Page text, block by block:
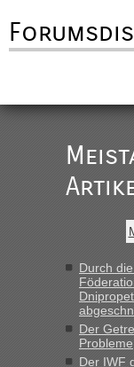
Durch
Der
Probleme
Der IWF